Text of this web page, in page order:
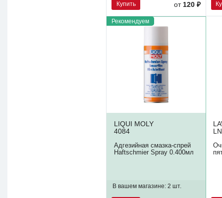
Купить от 120 ₽
Рекомендуем
LIQUI MOLY
4084
Адгезийная смазка-спрей
Haftschmier Spray 0.400мл
В вашем магазине: 2 шт.